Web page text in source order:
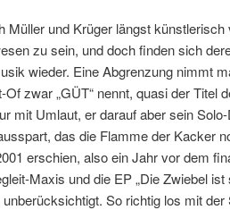
Müller und Krüger längst
zu sein, und doch finden sich
wieder. Eine Abgrenzung nimmt
zwar „GÜT“ nennt, quasi der Titel
mit Umlaut, er darauf aber sein
das die Flamme der Kacker
erschien, also ein Jahr vor dem
Maxis und die EP „Die Zwiebel
So richtig los mit